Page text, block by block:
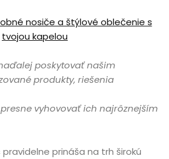
nosiče a štýlové oblečenie s
tvojou kapelou
poskytovať našim
produkty, riešenia
vyhovovať ich najrôznejším
prináša na trh širokú